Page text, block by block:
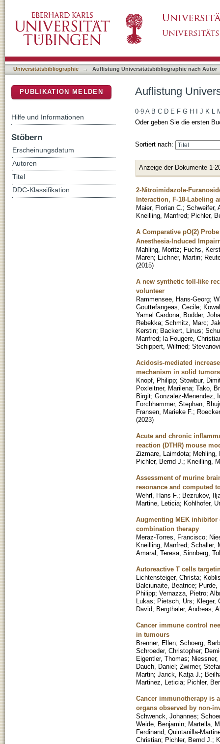
Universitätsbibliographie → Auflistung Universitätsbibliographie nach Autor
Auflistung
0-9 A B C D E F G H J K L
Oder geben Sie die ersten
Sortiert nach:
Anzeige der Dokumente 1-
2-Nitroimidazole-
Interaction, F-18-Labeling
Maier, Florian C. ; Schweifer,
Kneilling, Manfred; Pichler,
A Comparative pO(2)
Anesthesia-Induced
Mahling, Moritz; Fuchs,
Maren; Eichner, Martin;
(2015)
A new synthetic toll-like
volunteer
Rammensee, Hans-Georg;
Gouttefangeas, Cecile;
Yamel Cardona; Bodder,
Rebekka; Schmitz, Marc;
Kerstin; Backert, Linus;
Manfred; la Fougere,
Schippert, Wilfried;
Acidosis-mediated
mechanism in solid tumors
Knopf, Philipp; Stowbur,
Poxleitner, Marilena; Tako,
Birgit; Gonzalez-Menendez,
Forchhammer, Stephan;
Fransen, Marieke F. ;
(2023)
Acute and chronic
reaction (DTHR) mouse
Zizmare, Laimdota; Mehling,
Pichler, Bernd J. ; Kneilling,
Assessment of murine
resonance and computed
Wehrl, Hans F. ; Bezrukov,
Martine, Leticia; Kohlhofer,
Augmenting MEK inhibitor
combination therapy
Meraz-Torres, Francisco;
Kneilling, Manfred; Schaller,
Amaral, Teresa; Sinnberg,
Autoreactive T cells
Lichtensteiger, Christa;
Balciunaite, Beatrice; Purde,
Philipp; Vernazza, Pietro;
Lukas; Pietsch, Urs; Kleger,
David; Bergthaler, Andreas;
Cancer immune control
in tumours
Brenner, Ellen; Schoerg,
Schroeder, Christopher;
Eigentler, Thomas; Niessner,
Dauch, Daniel; Zwirner,
Martin; Jarick, Katja J. ;
Martinez, Leticia; Pichler,
Cancer immunotherapy is
organs observed by non-
Schwenck, Johannes;
Weide, Benjamin; Martella,
Ferdinand; Quintanilla-
Christian; Pichler, Bernd J. ;
PUBLIKATION MELDEN
Hilfe und Informationen
Stöbern
Erscheinungsdatum
Autoren
Titel
DDC-Klassifikation